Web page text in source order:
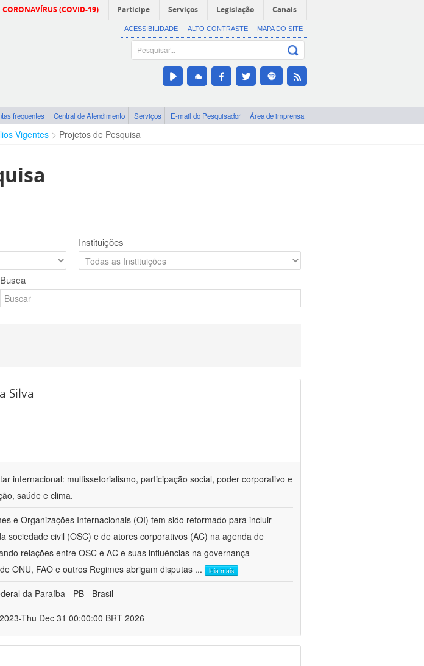
CORONAVÍRUS (COVID-19) Participe Serviços Legislação Canais
ACESSIBILIDADE ALTO CONTRASTE MAPA DO SITE
frequentes Central de Atendimento Serviços E-mail do Pesquisador Área de imprensa
Vigentes Projetos de Pesquisa
Instituições
Busca
Silva
internacional: multissetorialismo, participação social, poder corporativo e
saúde e clima.
e Organizações Internacionais (OI) tem sido reformado para incluir
sociedade civil (OSC) e de atores corporativos (AC) na agenda de
relações entre OSC e AC e suas influências na governança
ONU, FAO e outros Regimes abrigam disputas ... leia mais
da Paraíba - PB - Brasil
Thu Dec 31 00:00:00 BRT 2026